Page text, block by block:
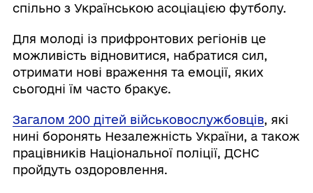
спільно з Українською асоціацією футболу.
Для молоді із прифронтових регіонів це
можливість відновитися, набратися сил,
отримати нові враження та емоції, яких
сьогодні їм часто бракує.
Загалом 200 дітей військовослужбовців, які
нині боронять Незалежність України, а також
працівників Національної поліції, ДСНС
пройдуть оздоровлення.